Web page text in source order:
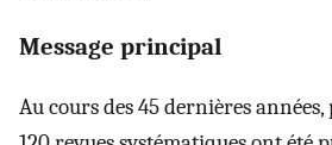
Message principal
Au cours des 45 dernières années,